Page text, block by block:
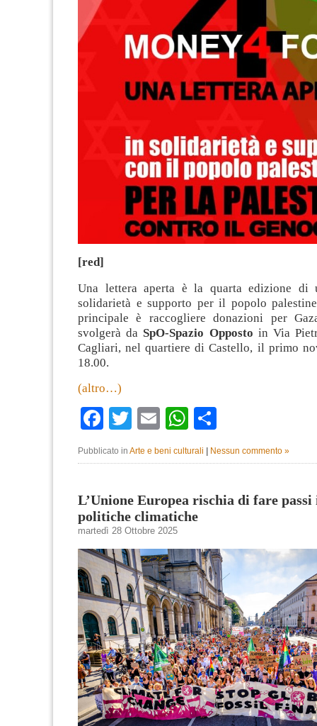
[red]
Una lettera aperta è la quarta edizione di
solidarietà e supporto per il popolo
principale è raccogliere donazioni per
svolgerà da SpO-Spazio Opposto in Via
Cagliari, nel quartiere di Castello, il primo
18.00.
(altro…)
Facebook
TwitterEmailWhatsApp
Pubblicato in Arte e beni culturali Nessun commento »
L’Unione Europea rischia di fare
politiche climatiche
martedì 28 Ottobre 2025